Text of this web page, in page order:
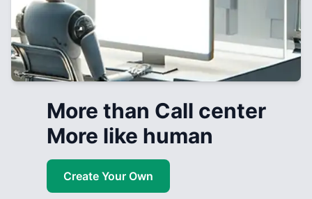
More than Call center
More like human
Create Your Own